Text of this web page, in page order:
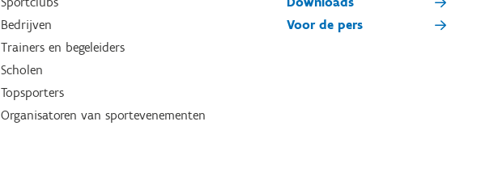
Bedrijven
Trainers en begeleiders
Scholen
Topsporters
Organisatoren van sportevenementen
Voor de pers